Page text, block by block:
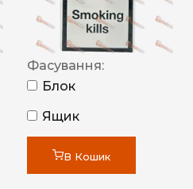
Фасування:
Блок
Ящик
В Кошик